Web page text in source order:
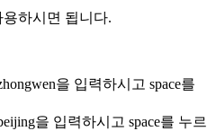
하시면 됩니다.
을 입력하시고 space를
을 입력하시고 space를 누르